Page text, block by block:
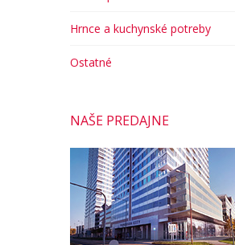
Hrnce a kuchynské potreby
Ostatné
NAŠE PREDAJNE